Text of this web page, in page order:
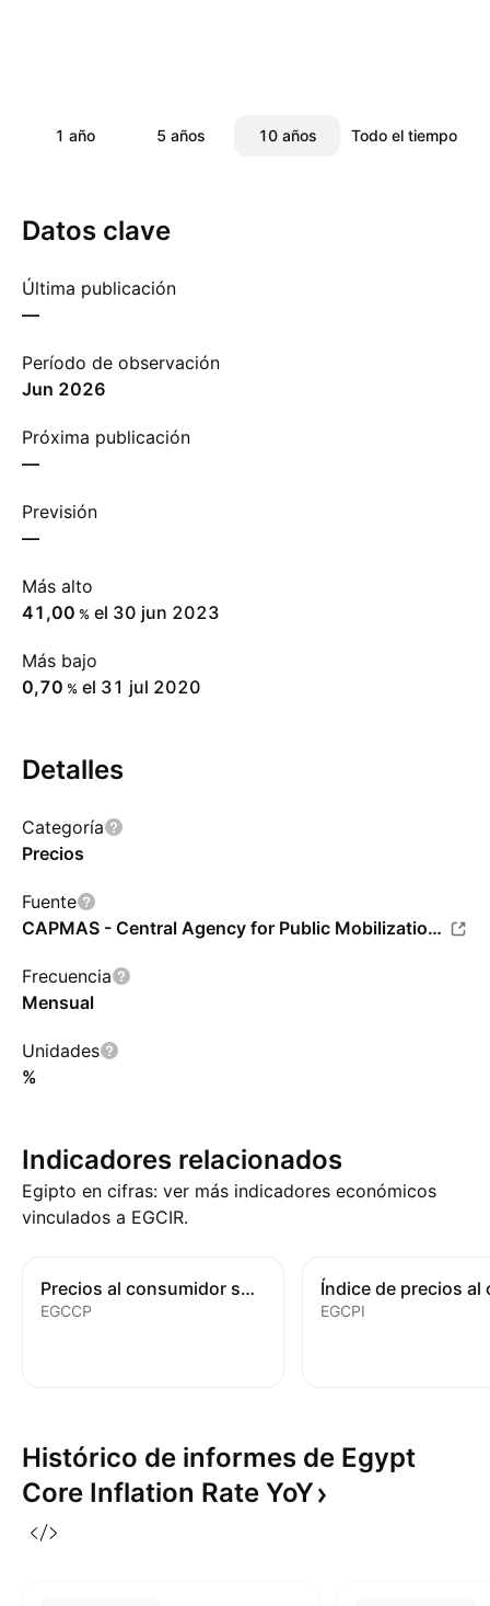
1 año 5 años 10 años Todo el tiempo
Datos clave
Última publicación
—
Período de observación
jun 2026
Próxima publicación
—
Previsión
—
Más alto
41,00 % el 30 jun 2023
Más bajo
0,70 % el 31 jul 2020
Detalles
Categoría
Precios
Fuente
CAPMAS - Central Agency for Public Mobilization and Statistics
Frecuencia
Mensual
Unidades
%
Indicadores relacionados
Egipto en cifras: ver más indicadores económicos
vinculados a EGCIR.
Precios al consumidor subyacentes
EGCCP EGCPI
Histórico de informes de Egypt
Core Inflation Rate YoY